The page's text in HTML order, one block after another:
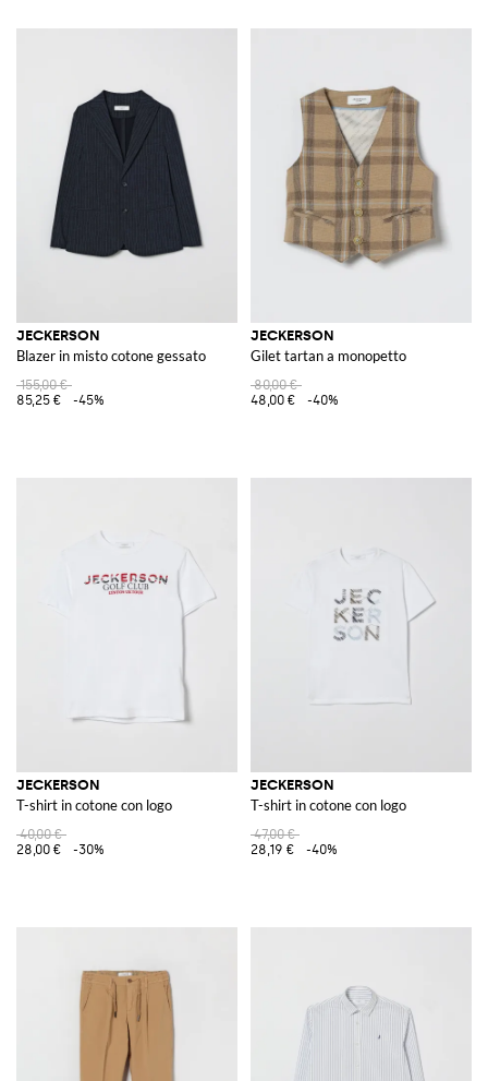
JECKERSON
Blazer in misto cotone gessato
155,00 €
85,25 €
-45%
JECKERSON
Gilet tartan a monopetto
80,00 €
48,00 €
-40%
JECKERSON
T-shirt in cotone con logo
40,00 €
28,00 €
-30%
JECKERSON
T-shirt in cotone con logo
47,00 €
28,19 €
-40%